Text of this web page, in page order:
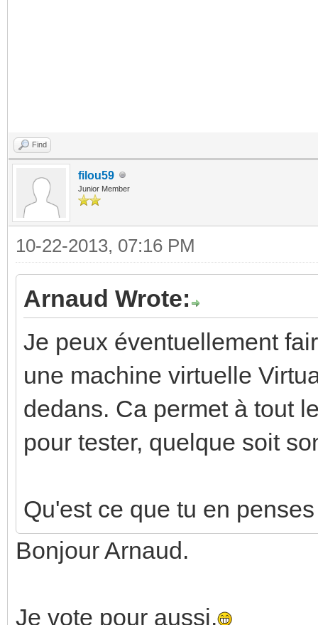
Find
filou59
Junior Member
10-22-2013, 07:16 PM
Arnaud Wrote:
Je peux éventuellement
une machine virtuelle
dedans. Ca permet à tout
pour tester, quelque soit
Qu'est ce que tu en
Bonjour Arnaud.
Je vote pour aussi.